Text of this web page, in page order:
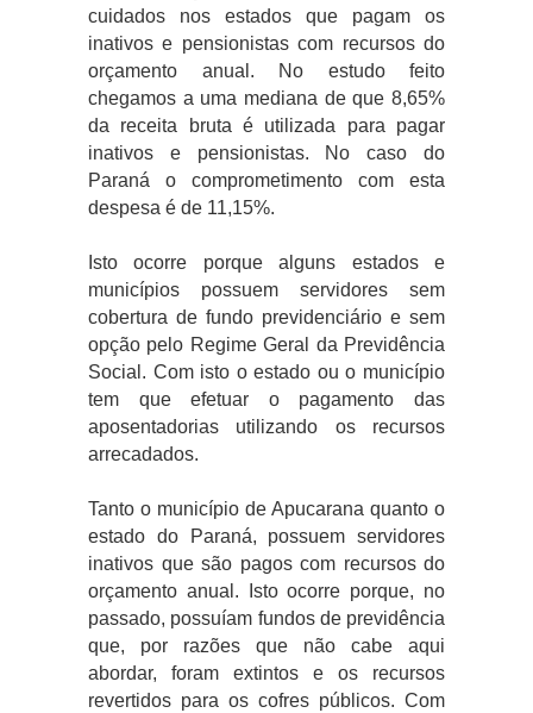
cuidados nos estados que pagam os
inativos e pensionistas com recursos do
orçamento anual. No estudo feito
chegamos a uma mediana de que 8,65%
da receita bruta é utilizada para pagar
inativos e pensionistas. No caso do
Paraná o comprometimento com esta
despesa é de 11,15%.
Isto ocorre porque alguns estados e
municípios possuem servidores sem
cobertura de fundo previdenciário e sem
opção pelo Regime Geral da Previdência
Social. Com isto o estado ou o município
tem que efetuar o pagamento das
aposentadorias utilizando os recursos
arrecadados.
Tanto o município de Apucarana quanto o
estado do Paraná, possuem servidores
inativos que são pagos com recursos do
orçamento anual. Isto ocorre porque, no
passado, possuíam fundos de previdência
que, por razões que não cabe aqui
abordar, foram extintos e os recursos
revertidos para os cofres públicos. Com